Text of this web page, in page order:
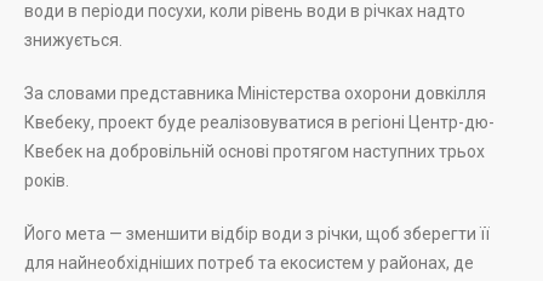
води в періоди посухи, коли рівень води в річках надто
знижується.
За словами представника Міністерства охорони довкілля
Квебеку, проект буде реалізовуватися в регіоні Центр-дю-
Квебек на добровільній основі протягом наступних трьох
років.
Його мета — зменшити відбір води з річки, щоб зберегти її
для найнеобхідніших потреб та екосистем у районах, де